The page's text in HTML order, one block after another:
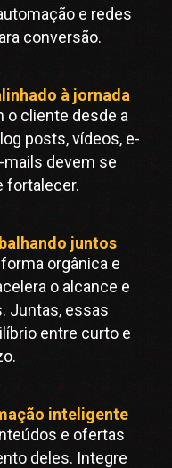
e redes
conversão.
à jornada
o cliente desde a
posts, vídeos, e-
mails devem se
fortalecer.
juntos
orgânica e
o alcance e
Juntas, essas
entre curto e
inteligente
e ofertas
deles. Integre